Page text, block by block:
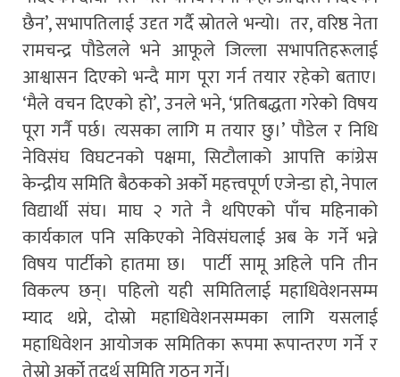
छैन’, सभापतिलाई उदृत गर्दै स्रोतले भन्यो। तर, वरिष्ठ नेता
रामचन्द्र पौडेलले भने आफूले जिल्ला सभापतिहरूलाई
आश्वासन दिएको भन्दै माग पूरा गर्न तयार रहेको बताए।
‘मैले वचन दिएको हो’, उनले भने, ‘प्रतिबद्धता गरेको विषय
पूरा गर्नै पर्छ। त्यसका लागि म तयार छु।’ पौडेल र निधि
नेविसंघ विघटनको पक्षमा, सिटौलाको आपत्ति कांग्रेस
केन्द्रीय समिति बैठकको अर्को महत्त्वपूर्ण एजेन्डा हो, नेपाल
विद्यार्थी संघ। माघ २ गते नै थपिएको पाँच महिनाको
कार्यकाल पनि सकिएको नेविसंघलाई अब के गर्ने भन्ने
विषय पार्टीको हातमा छ। पार्टी सामू अहिले पनि तीन
विकल्प छन्। पहिलो यही समितिलाई महाधिवेशनसम्म
म्याद थप्ने, दोस्रो महाधिवेशनसम्मका लागि यसलाई
महाधिवेशन आयोजक समितिका रूपमा रूपान्तरण गर्ने र